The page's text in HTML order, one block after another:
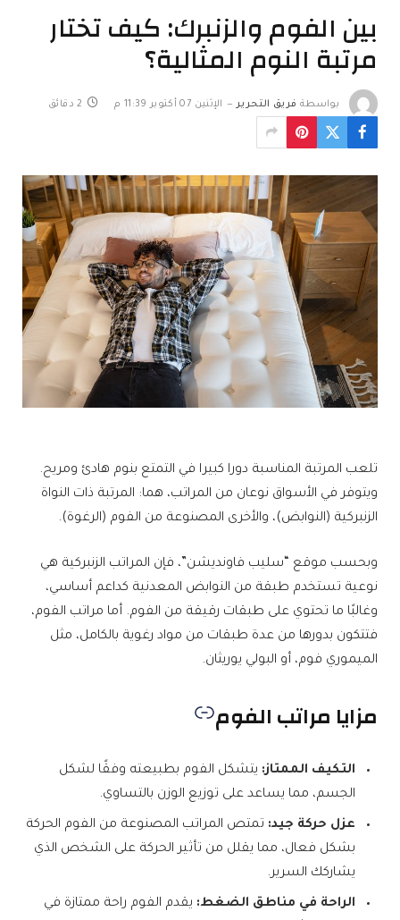
بين الفوم والزنبرك: كيف تختار
مرتبة النوم المثالية؟
بواسطة فريق التحرير الإثنين 07 أكتوبر 11:39 م 2 دقائق
تلعب المرتبة المناسبة دورا كبيرا في التمتع بنوم هادئ ومريح.
ويتوفر في الأسواق نوعان من المراتب، هما: المرتبة ذات النواة
الزنبركية (النوابض)، والأخرى المصنوعة من الفوم (الرغوة).
وبحسب موقع “سليب فاونديشن”، فإن المراتب الزنبركية هي
نوعية تستخدم طبقة من النوابض المعدنية كداعم أساسي،
وغالبًا ما تحتوي على طبقات رقيقة من الفوم. أما مراتب الفوم،
فتتكون بدورها من عدة طبقات من مواد رغوية بالكامل، مثل
الميموري فوم، أو البولي يوريثان.
مزايا مراتب الفوم
التكيف الممتاز: يتشكل الفوم بطبيعته وفقًا لشكل
الجسم، مما يساعد على توزيع الوزن بالتساوي.
عزل حركة جيد: تمتص المراتب المصنوعة من الفوم الحركة
بشكل فعال، مما يقلل من تأثير الحركة على الشخص الذي
يشاركك السرير.
الراحة في مناطق الضغط: يقدم الفوم راحة ممتازة في